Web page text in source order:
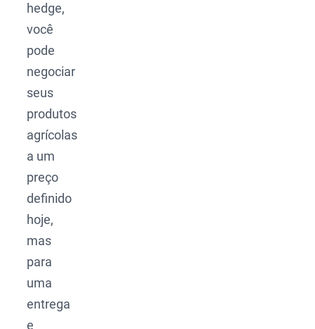
hedge,
você
pode
negociar
seus
produtos
agrícolas
a um
preço
definido
hoje,
mas
para
uma
entrega
e